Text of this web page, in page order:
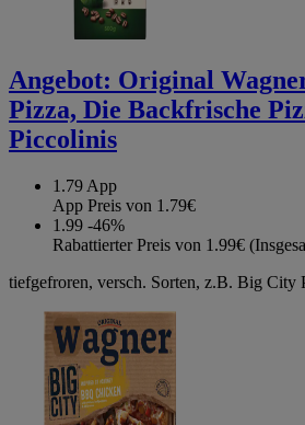
Angebot: Original
Pizza, Die Backfrische
Piccolinis
1.79 App
App Preis von 1.79€
1.99 -46%
Rabattierter Preis von 1.99€
tiefgefroren, versch. Sorten, z.B. Big City